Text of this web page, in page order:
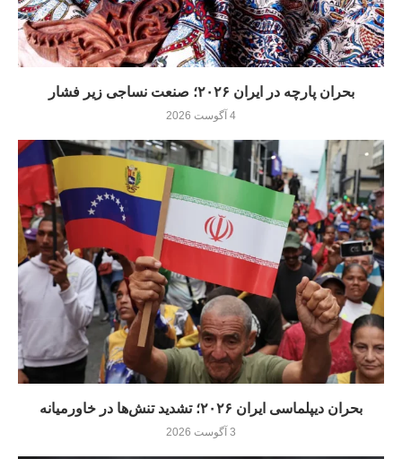
بحران پارچه در ایران ۲۰۲۶؛ صنعت نساجی زیر فشار
4 آگوست 2026
بحران دیپلماسی ایران ۲۰۲۶؛ تشدید تنش‌ها در خاورمیانه
3 آگوست 2026